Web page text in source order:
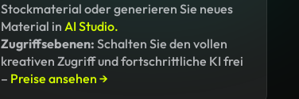
Stockmaterial oder generieren Sie neues
Material in AI Studio.
Zugriffsebenen: Schalten Sie den vollen
kreativen Zugriff und fortschrittliche KI frei
– Preise ansehen →